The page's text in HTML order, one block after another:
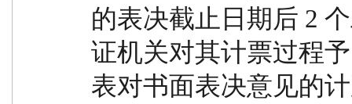
的表决截止日期后 2
证机关对其计票过程
表对书面表决意见的